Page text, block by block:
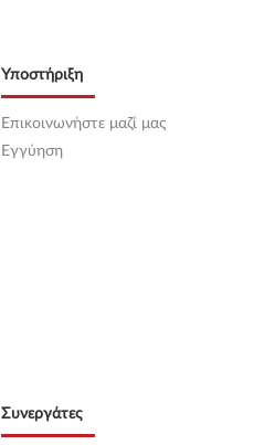
Υποστήριξη
Επικοινωνήστε μαζί μας
Εγγύηση
Συνεργάτες